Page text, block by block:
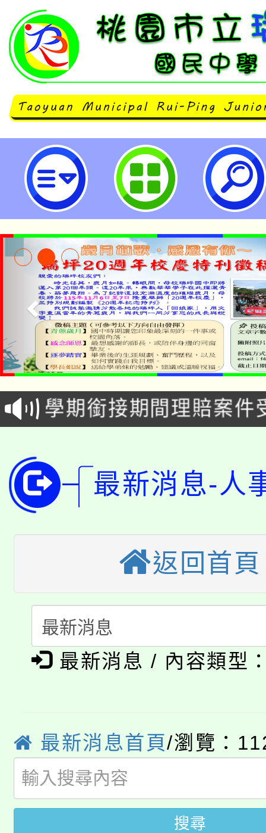
轉知有關銓敘部函以，民國112年
布之公務人員退休撫卹基金管理條
行日期，業經考試院、行政院令會
第2項、第3項有關公務人員退休撫
自112年6月1日施行外，自112年4
園市立瑞坪國民中學
淨零綠生活教案入校路
會
115年食農教育專業人
程
學期銜接期間理賠案件
學籍身 分審查程序及
版
淨零綠領人才培育課程
公告本校115學年度第
代理(課)教師甄選結果(
「2026金融保險知識
生本土語及新住民語歌
公告本校115學年度第
公告本校115學年度第
代理(課)教師甄選結果(
轉知中國文化大學推廣
《TA101》溝通分析基
程，歡迎學生輔導中心
系所師生報名參加。
淨零綠生活教案入校路
會
115年食農教育專業人
學籍身 分審查程序及
版
淨零綠領人才培育課程
公告本校115學年度第
代理(課)教師甄選結果
「2026金融保險知識
桃園市115學年度學生
最新消息-人
返回首頁
最新消息 / 內容類型
最新消息首頁/瀏覽：
搜尋